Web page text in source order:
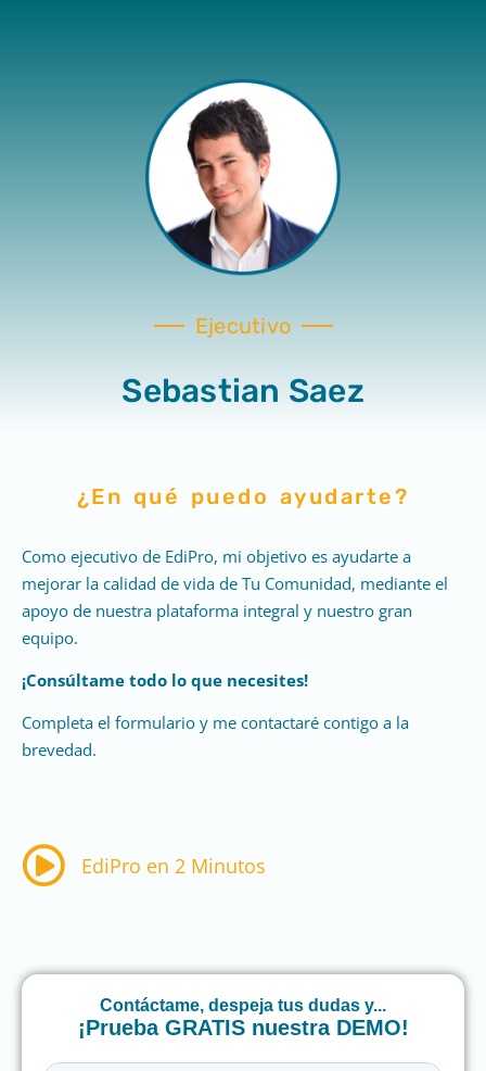
Ejecutivo
Sebastian Saez
¿En qué puedo ayudarte?
Como ejecutivo de EdiPro, mi objetivo es ayudarte a
mejorar la calidad de vida de Tu Comunidad, mediante el
apoyo de nuestra plataforma integral y nuestro gran
equipo.
¡Consúltame todo lo que necesites!
Completa el formulario y me contactaré contigo a la
brevedad.
EdiPro en 2 Minutos